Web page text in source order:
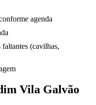
agenda
faltantes (cavilhas,
Vila Galvão